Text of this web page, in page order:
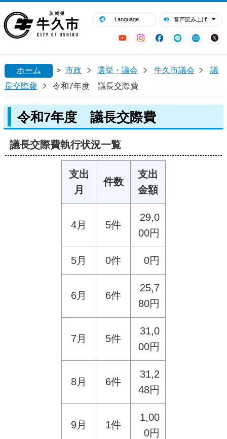
Language 音声読み上げ
YouTubeInstagram
Facebook
LINE Mail
閉じる
ホーム > 市政 選挙・議会 牛久市議会
議
長交際費
令和7年度 議長交際費
令和7年度 議長交際費
議長交際費執行状況一覧
支出
月
件数
支出
金額
4月 5件
29,0
00円
5月 0件 0円
6月 6件
25,7
80円
7月 5件
31,0
00円
8月 6件
31,2
48円
9月 1件
1,00
0円